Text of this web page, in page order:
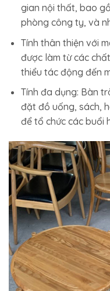
gian nội thất, bao
phòng công ty, và
Tính thân thiện với
được làm từ các
thiểu tác động đến
Tính đa dụng: Bàn
đặt đồ uống, sách,
để tổ chức các buổi